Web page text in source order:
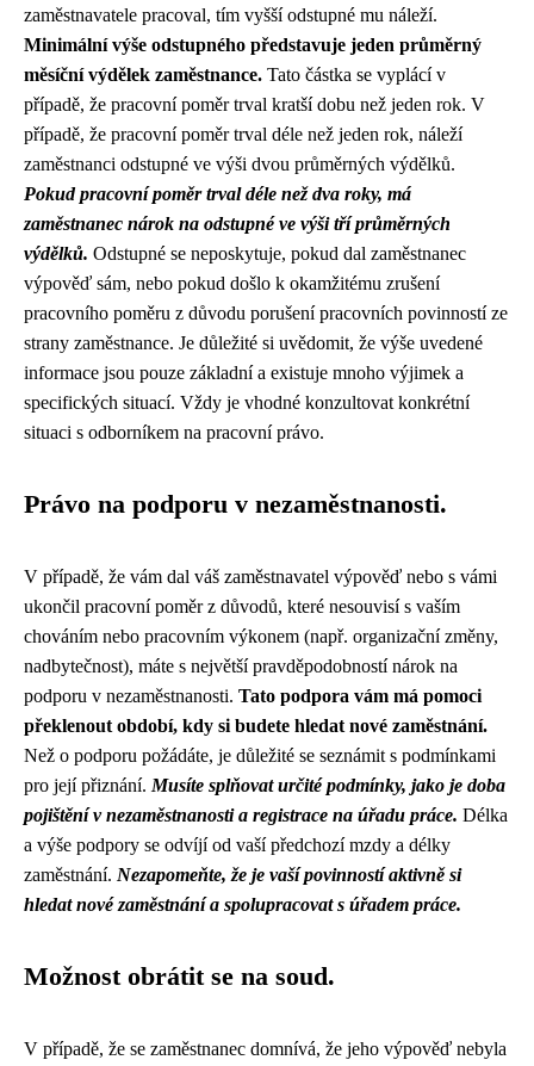
zaměstnavatele pracoval, tím vyšší odstupné mu náleží.
Minimální výše odstupného představuje jeden průměrný
měsíční výdělek zaměstnance. Tato částka se vyplácí v
případě, že pracovní poměr trval kratší dobu než jeden rok. V
případě, že pracovní poměr trval déle než jeden rok, náleží
zaměstnanci odstupné ve výši dvou průměrných výdělků.
Pokud pracovní poměr trval déle než dva roky, má
zaměstnanec nárok na odstupné ve výši tří průměrných
výdělků. Odstupné se neposkytuje, pokud dal zaměstnanec
výpověď sám, nebo pokud došlo k okamžitému zrušení
pracovního poměru z důvodu porušení pracovních povinností ze
strany zaměstnance. Je důležité si uvědomit, že výše uvedené
informace jsou pouze základní a existuje mnoho výjimek a
specifických situací. Vždy je vhodné konzultovat konkrétní
situaci s odborníkem na pracovní právo.
Právo na podporu v nezaměstnanosti.
V případě, že vám dal váš zaměstnavatel výpověď nebo s vámi
ukončil pracovní poměr z důvodů, které nesouvisí s vaším
chováním nebo pracovním výkonem (např. organizační změny,
nadbytečnost), máte s největší pravděpodobností nárok na
podporu v nezaměstnanosti. Tato podpora vám má pomoci
překlenout období, kdy si budete hledat nové zaměstnání.
Než o podporu požádáte, je důležité se seznámit s podmínkami
pro její přiznání. Musíte splňovat určité podmínky, jako je doba
pojištění v nezaměstnanosti a registrace na úřadu práce. Délka
a výše podpory se odvíjí od vaší předchozí mzdy a délky
zaměstnání. Nezapomeňte, že je vaší povinností aktivně si
hledat nové zaměstnání a spolupracovat s úřadem práce.
Možnost obrátit se na soud.
V případě, že se zaměstnanec domnívá, že jeho výpověď nebyla